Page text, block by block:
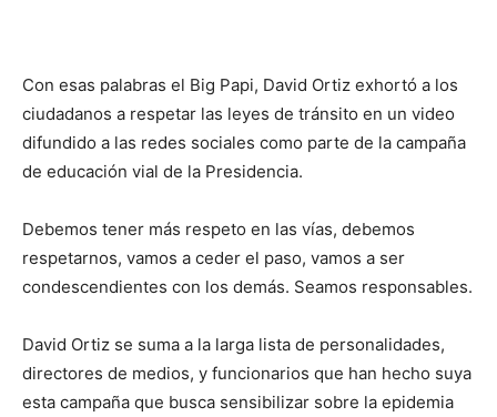
Con esas palabras el Big Papi, David Ortiz exhortó a los
ciudadanos a respetar las leyes de tránsito en un video
difundido a las redes sociales como parte de la campaña
de educación vial de la Presidencia.
Debemos tener más respeto en las vías, debemos
respetarnos, vamos a ceder el paso, vamos a ser
condescendientes con los demás. Seamos responsables.
David Ortiz se suma a la larga lista de personalidades,
directores de medios, y funcionarios que han hecho suya
esta campaña que busca sensibilizar sobre la epidemia